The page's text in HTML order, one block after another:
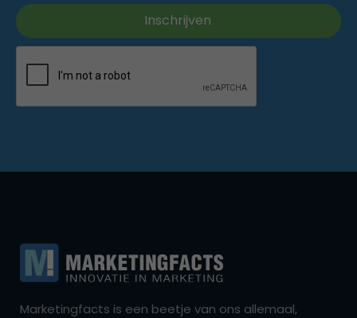
Marketingfacts is een beetje van ons allemaal,